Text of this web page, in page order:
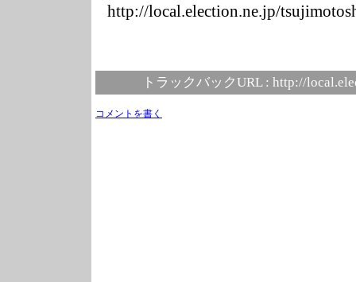
http://local.election.ne.jp/ts
トラックバックURL : http://
コメントを書く